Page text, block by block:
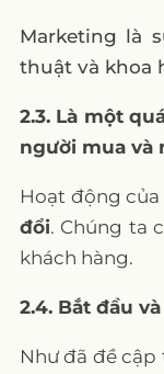
Marketing là
thuật và khoa
2.3. Là một
người mua và
Hoạt động
đổi. Chúng ta
khách hàng.
2.4. Bắt đầu
Như đã đề